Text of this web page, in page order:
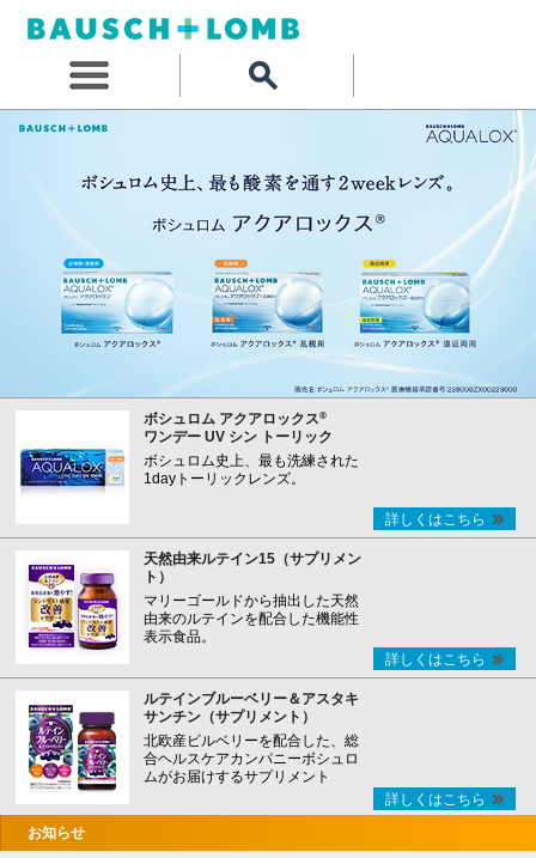
ボシュロム アクアロックス®
ワンデー UV シン トーリック
ボシュロム史上、最も洗練された
1dayトーリックレンズ。
詳しくはこちら
天然由来ルテイン15（サプリメン
ト）
マリーゴールドから抽出した天然
由来のルテインを配合した機能性
表示食品。
詳しくはこちら
ルテインブルーベリー＆アスタキ
サンチン（サプリメント）
北欧産ビルベリーを配合した、総
合ヘルスケアカンパニーボシュロ
ムがお届けするサプリメント
詳しくはこちら
お知らせ